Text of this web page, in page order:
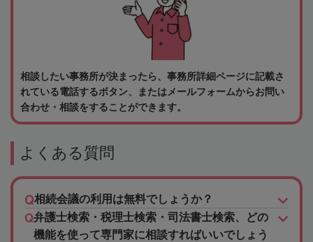
相談したい事務所が決まったら、事務所詳細ページに記載さ
れている電話するボタン、またはメールフォームからお問い
合わせ・相談をすることができます。
よくある質問
相続会議の利用は無料でしょうか？
弁護士検索・税理士検索・司法書士検索、どの
機能を使って専門家に相談すればいいでしょう